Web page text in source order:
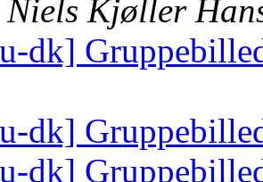
Niels Kjøller
dk]
dk]
dk]